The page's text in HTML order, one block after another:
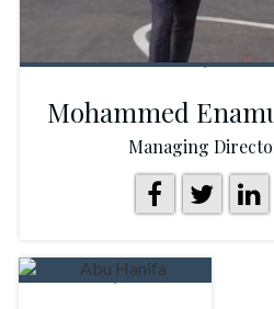
Mohammed
Managing